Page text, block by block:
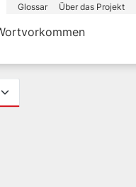
Glossar Über das Projekt